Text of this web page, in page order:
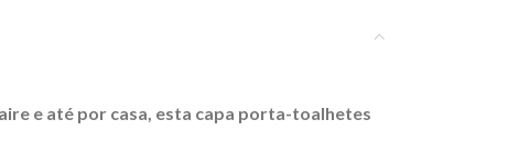
e até por casa, esta capa porta-toalhetes